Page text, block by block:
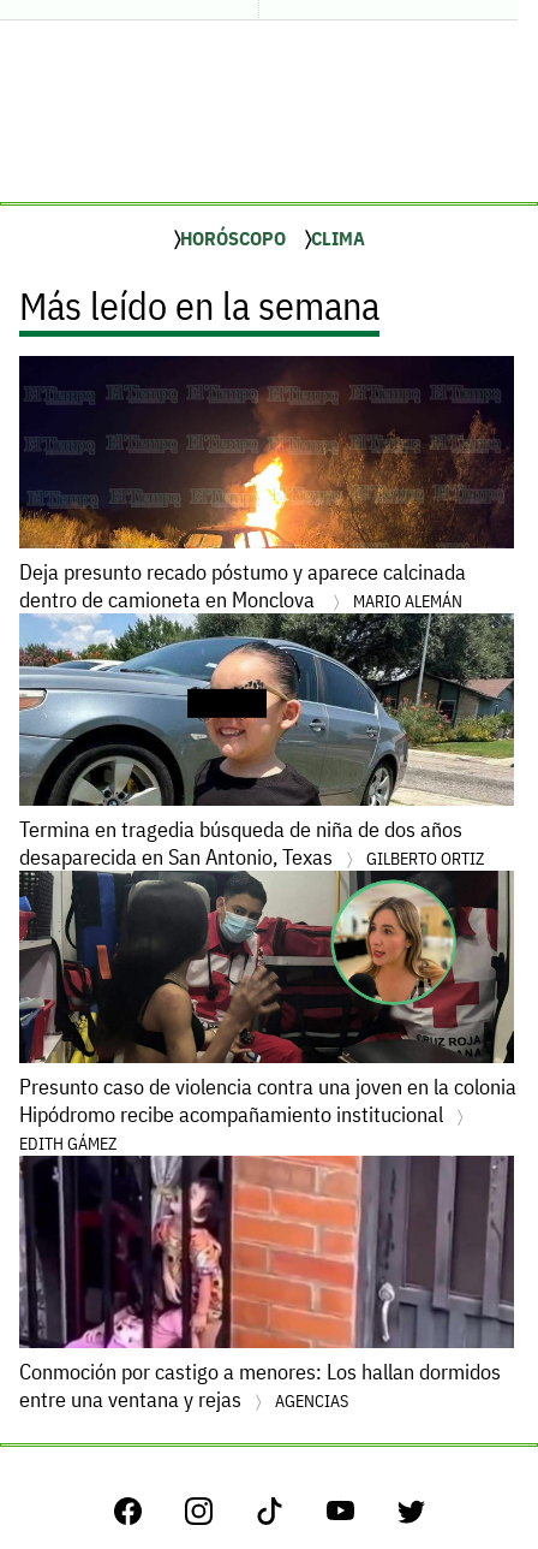
HORÓSCOPO CLIMA
Más leído en la semana
Deja presunto recado póstumo y aparece calcinada
dentro de camioneta en Monclova
MARIO ALEMÁN
Termina en tragedia búsqueda de niña de dos años
desaparecida en San Antonio, Texas
GILBERTO ORTIZ
Presunto caso de violencia contra una joven en la colonia
Hipódromo recibe acompañamiento institucional
EDITH GÁMEZ
Conmoción por castigo a menores: Los hallan dormidos
entre una ventana y rejas
AGENCIAS